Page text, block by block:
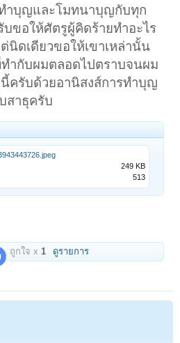
ำบุญและโมทนาบุญกับทุก
ขอให้ศัตรูผู้คิดร้ายทำอะไร
นิดเดียวขอให้เขาเหล่านั้น
ำกับผมตลอดไปตราบจนผม
ครับด้วยอานิสงส์การทำบุญ
สาธุครับ
249 KB
513
ถูกใจ x 1 ดูรายการ